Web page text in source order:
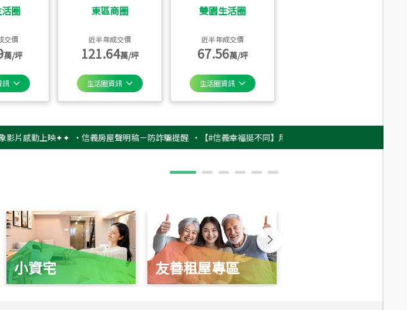
圈
交價
萬/坪
訊
東區商圈
近半年成交價
121.64萬/坪
生活圈資訊
雙園生活圈
近半年成交價
67.56萬/坪
生活圈資訊
動上映✦✦ ‧信義房屋聲明稿－防詐騙提醒 ‧【#信義幸福挺不同】用實力，讓升職免抽號碼牌！最新雇主品
小資宅 友善租屋專區